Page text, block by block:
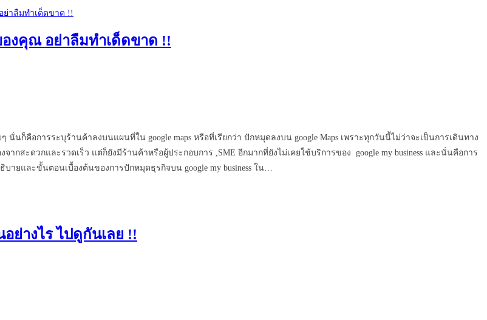
งคุณ อย่าลืมทำเด็ดขาด !!
ก็คือการระบุร้านค้าลงบนแผนที่ใน google maps หรือที่เรียกว่า ปักหมุดลงบน google Maps เพราะทุกวันนี้ไม่ว่าจะเป็นการเดินทาง
สะดวกและรวดเร็ว แต่ก็ยังมีร้านค้าหรือผู้ประกอบการ ,SME อีกมากที่ยังไม่เคยใช้บริการของ google my business และนั่นคือการ
บายและขั้นตอนเบื้องต้นของการปักหมุดธุรกิจบน google my business ใน…
ย่างไร ไปดูกันเลย !!